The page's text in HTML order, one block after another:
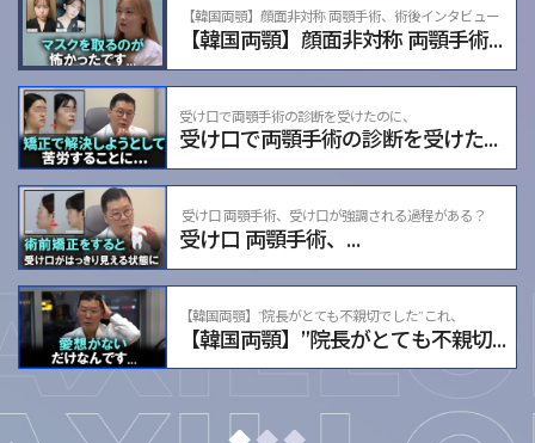
【韓国両顎】顔面非対称 両顎手術、術後インタビュー
【韓国両顎】顔面非対称 両顎手術、
術後インタビュー
受け口で両顎手術の診断を受けたのに、
矯正で解決しようとしたら...🥲
受け口で両顎手術の診断を受けたのに
矯正で解決しようとしたら...🥲
受け口 両顎手術、受け口が強調される過程がある？
受け口 両顎手術、
受け口が強調される過程がある？
【韓国両顎】”院長がとても不親切でした” これ、
弁解します....🥺
【韓国両顎】”院長がとても不親切で
これ、弁解します....🥺
手術は神経損傷、感染などの可能性があります。
専門医の相談を通じて、